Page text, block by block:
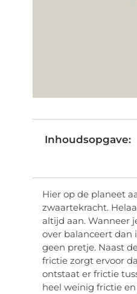
Inhoudsopgave:
Hier op de planeet
zwaartekracht.
altijd aan. Wanneer
over balanceert dan
geen pretje. Naast
frictie zorgt ervoor
ontstaat er frictie
heel weinig frictie